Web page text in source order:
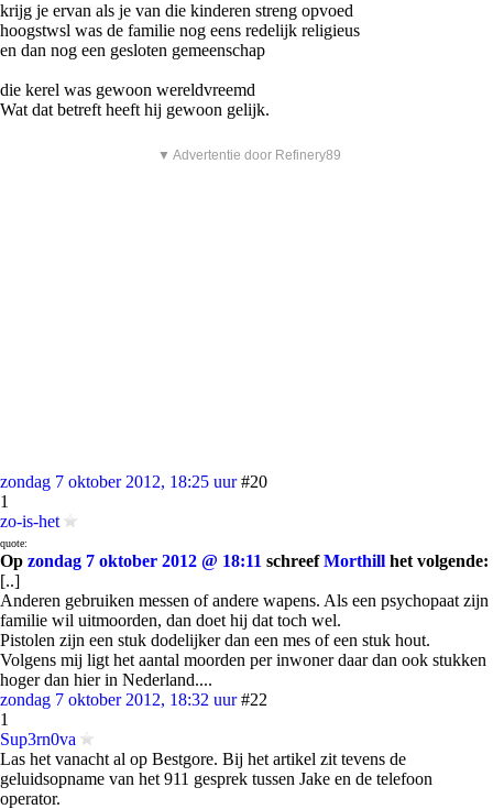
krijg je ervan als je van die kinderen streng opvoed
hoogstwsl was de familie nog eens redelijk religieus
en dan nog een gesloten gemeenschap
die kerel was gewoon wereldvreemd
Wat dat betreft heeft hij gewoon gelijk.
▼ Advertentie door Refinery89
zondag 7 oktober 2012, 18:25 uur #20
1
zo-is-het
quote:
Op zondag 7 oktober 2012 @ 18:11 schreefMorthill het volgende:
[..]
Anderen gebruiken messen of andere wapens. Als een psychopaat zijn
familie wil uitmoorden, dan doet hij dat toch wel.
Pistolen zijn een stuk dodelijker dan een mes of een stuk hout.
Volgens mij ligt het aantal moorden per inwoner daar dan ook stukken
hoger dan hier in Nederland....
zondag 7 oktober 2012, 18:32 uur #22
1
Sup3rn0va
Las het vanacht al op Bestgore. Bij het artikel zit tevens de
geluidsopname van het 911 gesprek tussen Jake en de telefoon
operator.